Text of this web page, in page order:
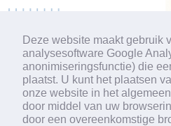
Deze website maakt gebruik
analysesoftware Google
anonimiseringsfunctie) die
plaatst. U kunt het plaatsen
onze website in het
door middel van uw
door een overeenkomstige
Video's